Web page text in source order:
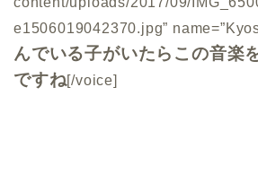
e1506019042370.jpg”
んでいる子がいたらこの音楽
ですね[/voice]